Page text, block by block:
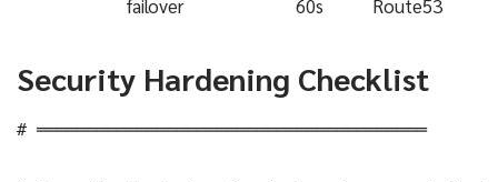
failover 60s Route53
Security Hardening Checklist
# ═══════════════════════════════════════